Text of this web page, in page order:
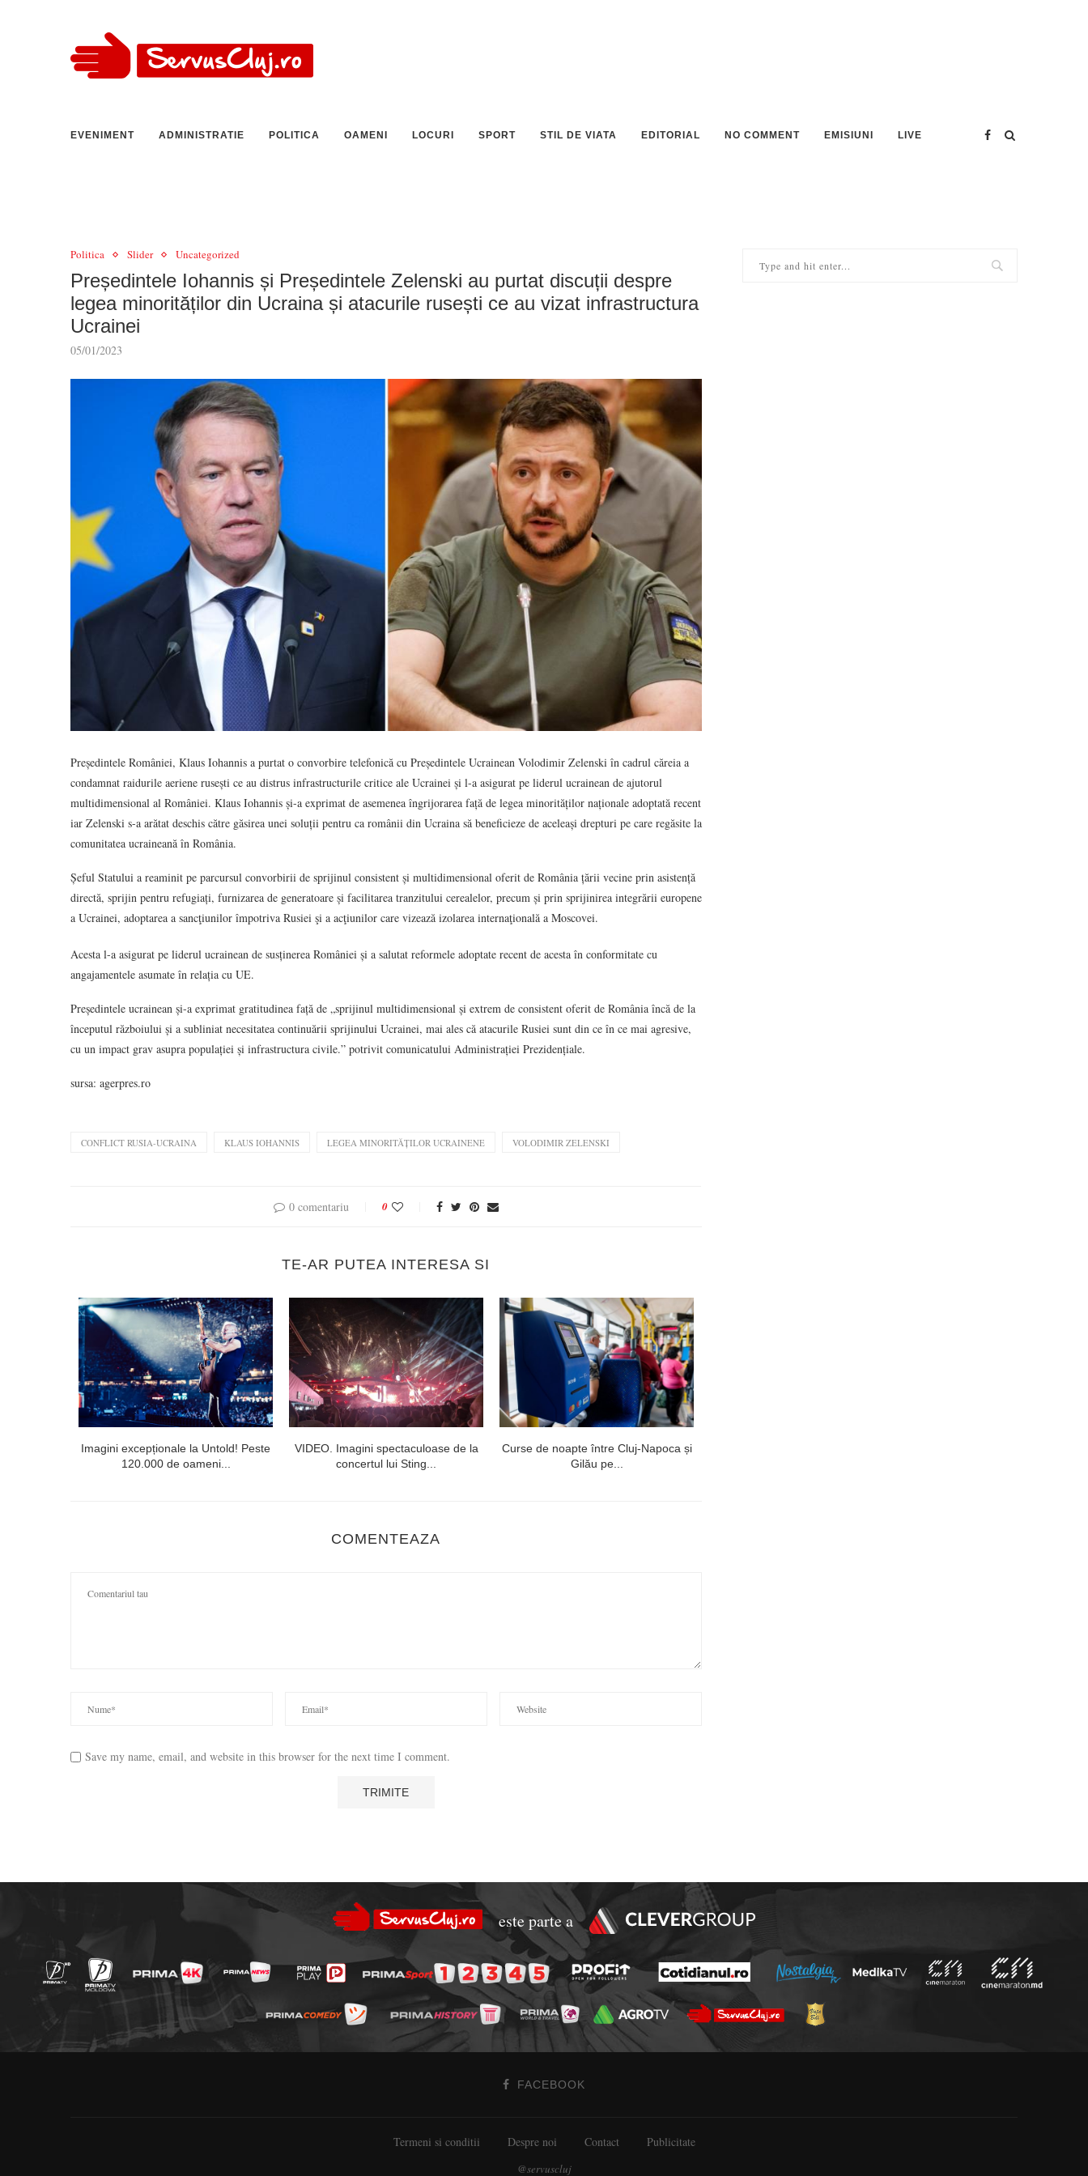
EVENIMENT ADMINISTRATIE POLITICA OAMENI LOCURI SPORT STIL DE VIATA EDITORIAL NO COMMENT EMISIUNI LIVE
Politica Slider Uncategorized
Președintele Iohannis și Președintele Zelenski au purtat discuții despre
legea minorităților din Ucraina și atacurile rusești ce au vizat infrastructura
Ucrainei
05/01/2023
Președintele României, Klaus Iohannis a purtat o convorbire telefonică cu Președintele Ucrainean Volodimir Zelenski în cadrul căreia a
condamnat raidurile aeriene rusești ce au distrus infrastructurile critice ale Ucrainei și l-a asigurat pe liderul ucrainean de ajutorul
multidimensional al României. Klaus Iohannis și-a exprimat de asemenea îngrijorarea față de legea minorităților naționale adoptată recent
iar Zelenski s-a arătat deschis către găsirea unei soluții pentru ca românii din Ucraina să beneficieze de aceleași drepturi pe care regăsite la
comunitatea ucraineană în România.
Șeful Statului a reaminit pe parcursul convorbirii de sprijinul consistent și multidimensional oferit de România țării vecine prin asistență
directă, sprijin pentru refugiați, furnizarea de generatoare și facilitarea tranzitului cerealelor, precum și prin sprijinirea integrării europene
a Ucrainei, adoptarea a sancţiunilor împotriva Rusiei şi a acţiunilor care vizează izolarea internaţională a Moscovei.
Acesta l-a asigurat pe liderul ucrainean de susținerea României și a salutat reformele adoptate recent de acesta în conformitate cu
angajamentele asumate în relația cu UE.
Președintele ucrainean și-a exprimat gratitudinea față de „sprijinul multidimensional și extrem de consistent oferit de România încă de la
începutul războiului și a subliniat necesitatea continuării sprijinului Ucrainei, mai ales că atacurile Rusiei sunt din ce în ce mai agresive,
cu un impact grav asupra populației și infrastructura civile.” potrivit comunicatului Administrației Prezidențiale.
sursa: agerpres.ro
CONFLICT RUSIA-UCRAINA KLAUS IOHANNIS LEGEA MINORITĂȚILOR UCRAINENE VOLODIMIR ZELENSKI
0 comentariu 0
TE-AR PUTEA INTERESA SI
Imagini excepționale la Untold! Peste
120.000 de oameni...
VIDEO. Imagini spectaculoase de la
concertul lui Sting...
Curse de noapte între Cluj-Napoca și
Gilău pe...
COMENTEAZA
Save my name, email, and website in this browser for the next time I comment.
este parte a
FACEBOOK
Termeni si conditii Despre noi Contact Publicitate
@servuscluj